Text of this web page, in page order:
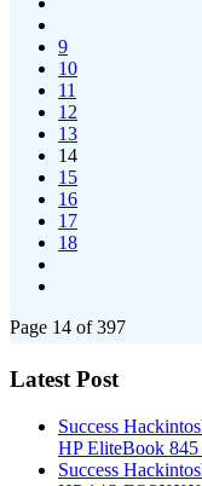
9
10
11
12
13
14
15
16
17
18
Page 14 of 397
Latest Post
Success
HP EliteBook
Success